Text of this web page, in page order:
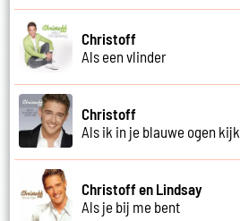
Christoff
Als een vlinder
Christoff
Als ik in je blauwe ogen kijk
Christoff en Lindsay
Als je bij me bent